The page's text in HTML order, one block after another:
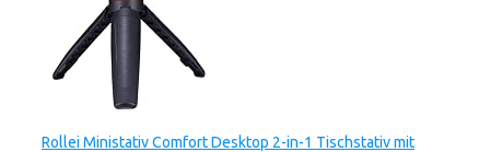
Rollei Ministativ Comfort Desktop 2-in-1 Tischstativ mit